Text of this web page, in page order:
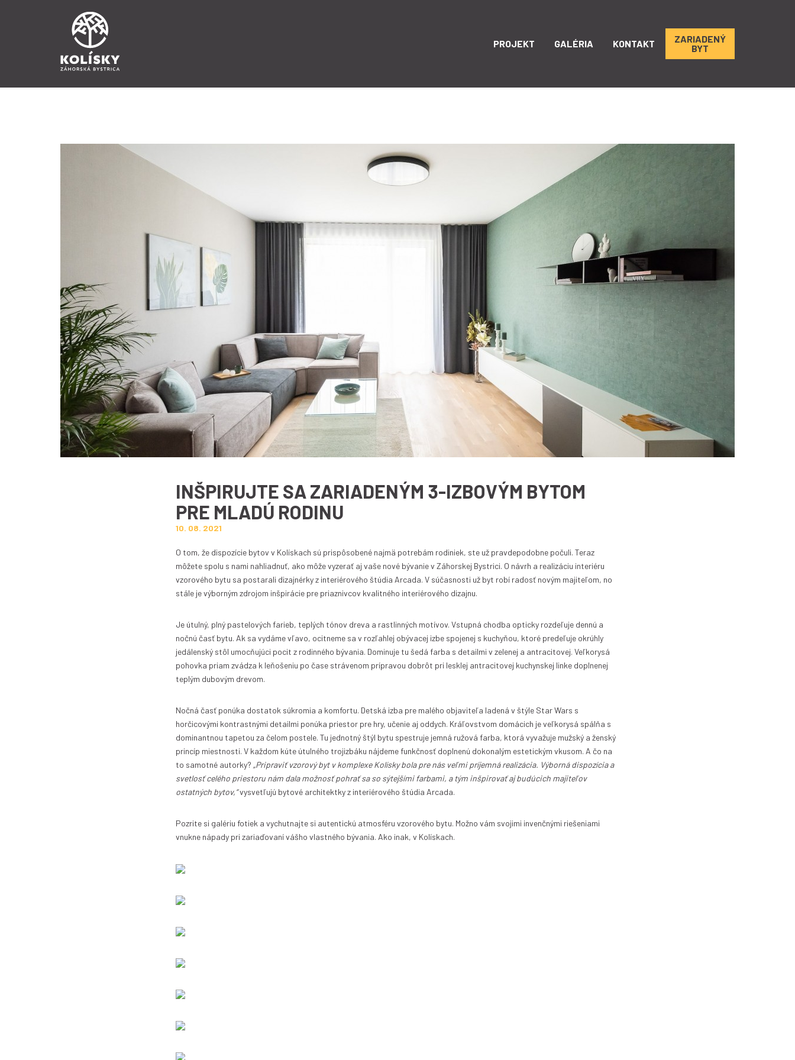
PROJEKT GALÉRIA KONTAKT
ZARIADENÝ
BYT
INŠPIRUJTE SA ZARIADENÝM 3-IZBOVÝM BYTOM
PRE MLADÚ RODINU
10. 08. 2021
O tom, že dispozície bytov v Kolískach sú prispôsobené najmä potrebám rodiniek, ste už pravdepodobne počuli. Teraz
môžete spolu s nami nahliadnuť, ako môže vyzerať aj vaše nové bývanie v Záhorskej Bystrici. O návrh a realizáciu interiéru
vzorového bytu sa postarali dizajnérky z interiérového štúdia Arcada. V súčasnosti už byt robí radosť novým majiteľom, no
stále je výborným zdrojom inšpirácie pre priaznivcov kvalitného interiérového dizajnu.
Je útulný, plný pastelových farieb, teplých tónov dreva a rastlinných motívov. Vstupná chodba opticky rozdeľuje dennú a
nočnú časť bytu. Ak sa vydáme vľavo, ocitneme sa v rozľahlej obývacej izbe spojenej s kuchyňou, ktoré predeľuje okrúhly
jedálenský stôl umocňujúci pocit z rodinného bývania. Dominuje tu šedá farba s detailmi v zelenej a antracitovej. Veľkorysá
pohovka priam zvádza k leňošeniu po čase strávenom prípravou dobrôt pri lesklej antracitovej kuchynskej linke doplnenej
teplým dubovým drevom.
Nočná časť ponúka dostatok súkromia a komfortu. Detská izba pre malého objaviteľa ladená v štýle Star Wars s
horčicovými kontrastnými detailmi ponúka priestor pre hry, učenie aj oddych. Kráľovstvom domácich je veľkorysá spálňa s
dominantnou tapetou za čelom postele. Tu jednotný štýl bytu spestruje jemná ružová farba, ktorá vyvažuje mužský a ženský
princíp miestnosti. V každom kúte útulného trojizbáku nájdeme funkčnosť doplnenú dokonalým estetickým vkusom. A čo na
to samotné autorky? „Pripraviť vzorový byt v komplexe Kolísky bola pre nás veľmi príjemná realizácia. Výborná dispozícia a
svetlosť celého priestoru nám dala možnosť pohrať sa so sýtejšími farbami, a tým inšpirovať aj budúcich majiteľov
ostatných bytov,“vysvetľujú bytové architektky z interiérového štúdia Arcada.
Pozrite si galériu fotiek a vychutnajte si autentickú atmosféru vzorového bytu. Možno vám svojimi invenčnými riešeniami
vnukne nápady pri zariaďovaní vášho vlastného bývania. Ako inak, v Kolískach.